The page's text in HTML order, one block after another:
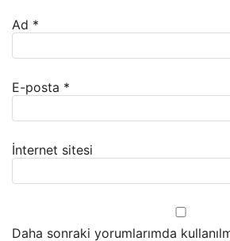
Ad *
E-posta *
İnternet sitesi
Daha sonraki yorumlarımda